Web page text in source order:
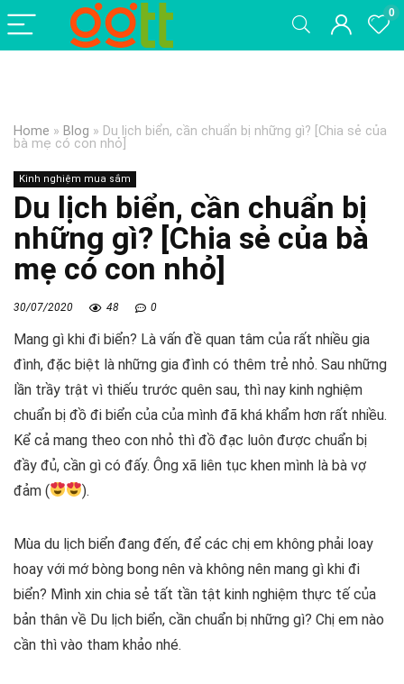
0
Home » Blog » Du lịch biển, cần chuẩn bị những gì? [Chia sẻ của
bà mẹ có con nhỏ]
Kinh nghiệm mua sắm
Du lịch biển, cần chuẩn bị
những gì? [Chia sẻ của bà
mẹ có con nhỏ]
30/07/2020 48 0
Mang gì khi đi biển? Là vấn đề quan tâm của rất nhiều gia
đình, đặc biệt là những gia đình có thêm trẻ nhỏ. Sau những
lần trầy trật vì thiếu trước quên sau, thì nay kinh nghiệm
chuẩn bị đồ đi biển của của mình đã khá khẩm hơn rất nhiều.
Kể cả mang theo con nhỏ thì đồ đạc luôn được chuẩn bị
đầy đủ, cần gì có đấy. Ông xã liên tục khen mình là bà vợ
đảm (
).
Mùa du lịch biển đang đến, để các chị em không phải loay
hoay với mớ bòng bong nên và không nên mang gì khi đi
biển? Mình xin chia sẻ tất tần tật kinh nghiệm thực tế của
bản thân về Du lịch biển, cần chuẩn bị những gì? Chị em nào
cần thì vào tham khảo nhé.